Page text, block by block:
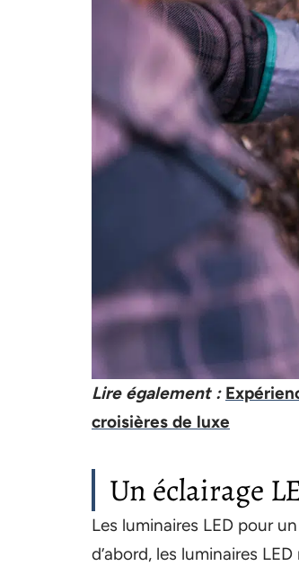
Lire également :
croisières de luxe
Un éclairage
Les luminaires LED pour
d’abord, les luminaires